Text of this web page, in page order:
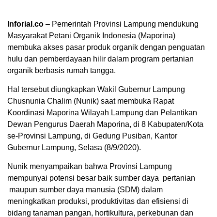
Inforial.co – Pemerintah Provinsi Lampung mendukung
Masyarakat Petani Organik Indonesia (Maporina)
membuka akses pasar produk organik dengan penguatan
hulu dan pemberdayaan hilir dalam program pertanian
organik berbasis rumah tangga.
Hal tersebut diungkapkan Wakil Gubernur Lampung
Chusnunia Chalim (Nunik) saat membuka Rapat
Koordinasi Maporina Wilayah Lampung dan Pelantikan
Dewan Pengurus Daerah Maporina, di 8 Kabupaten/Kota
se-Provinsi Lampung, di Gedung Pusiban, Kantor
Gubernur Lampung, Selasa (8/9/2020).
Nunik menyampaikan bahwa Provinsi Lampung
mempunyai potensi besar baik sumber daya pertanian
maupun sumber daya manusia (SDM) dalam
meningkatkan produksi, produktivitas dan efisiensi di
bidang tanaman pangan, hortikultura, perkebunan dan